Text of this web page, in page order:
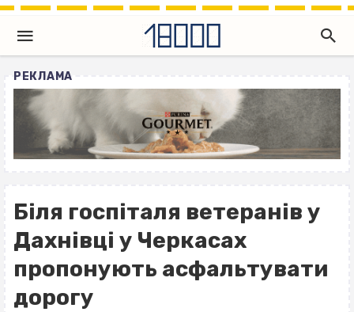
РЕКЛАМА
Біля госпіталя ветеранів у
Дахнівці у Черкасах
пропонують асфальтувати
дорогу